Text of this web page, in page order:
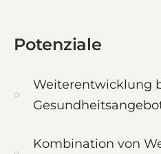
Potenziale
Weiterentwicklung
Kombination von